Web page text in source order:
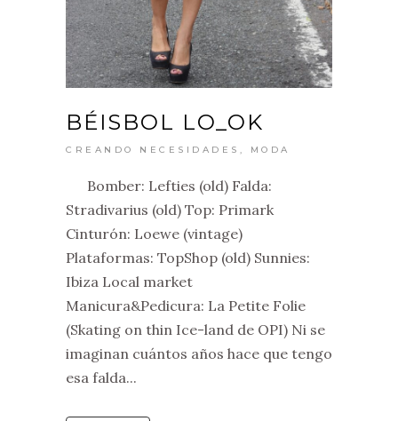
BÉISBOL LO_OK
CREANDO NECESIDADES , MODA
Bomber: Lefties (old) Falda:
Stradivarius (old) Top: Primark
Cinturón: Loewe (vintage)
Plataformas: TopShop (old) Sunnies:
Ibiza Local market
Manicura&Pedicura: La Petite Folie
(Skating on thin Ice-land de OPI) Ni se
imaginan cuántos años hace que tengo
esa falda...